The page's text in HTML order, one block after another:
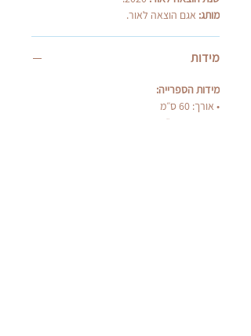
מותג: אגם הוצאה לאור.
מידות
מידות הספרייה:
•⁠ ⁠אורך: 60 ס״מ